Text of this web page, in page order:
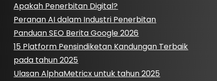
Apakah Penerbitan Digital?
Peranan AI dalam Industri Penerbitan
Panduan SEO Berita Google 2026
15 Platform Pensindiketan Kandungan Terbaik
pada tahun 2025
Ulasan AlphaMetricx untuk tahun 2025